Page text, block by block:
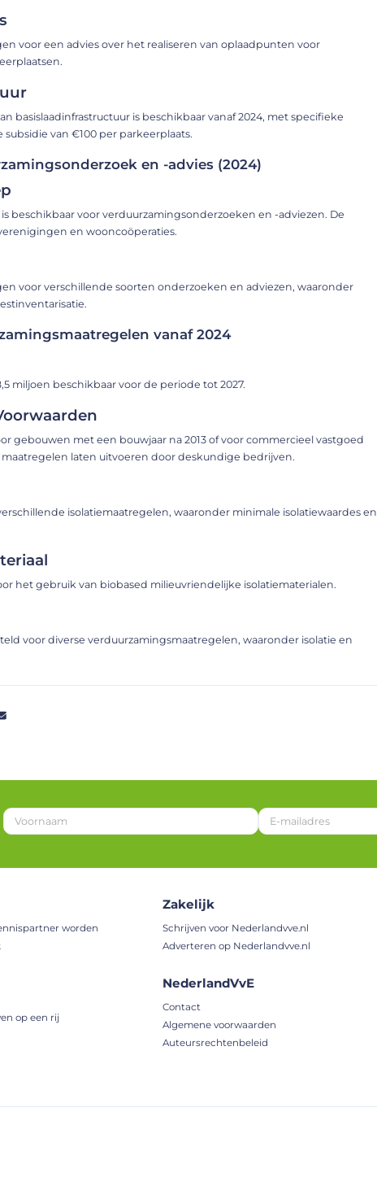
voor een advies over het realiseren van oplaadpunten voor
basislaadinfrastructuur is beschikbaar vanaf 2024, met specifieke
van €100 per parkeerplaats​​​​.
en -advies (2024)
beschikbaar voor verduurzamingsonderzoeken en -adviezen. De
en wooncoöperaties​​.
voor verschillende soorten onderzoeken en adviezen, waaronder
vanaf 2024
miljoen beschikbaar voor de periode tot 2027​​.
gebouwen met een bouwjaar na 2013 of voor commercieel vastgoed
maatregelen laten uitvoeren door deskundige bedrijven​​.
isolatiemaatregelen, waaronder minimale isolatiewaardes en
het gebruik van biobased milieuvriendelijke isolatiematerialen​​.
voor diverse verduurzamingsmaatregelen, waaronder isolatie en
V
o
m
l
V
worden
op een rij
Zakelijk
Schrijven voor Nederlandvve.nl
Adverteren op Nederlandvve.nl
NederlandVvE
Contact
Algemene voorwaarden
Auteursrechtenbeleid